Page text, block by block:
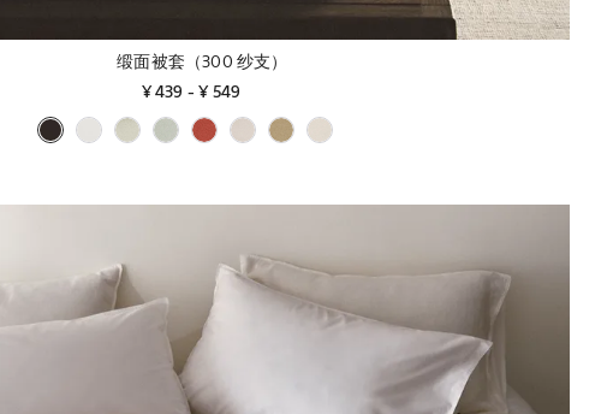
缎面被套（300 纱支）
¥ 439 - ¥ 549